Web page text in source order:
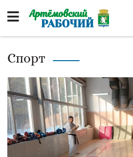
Спорт